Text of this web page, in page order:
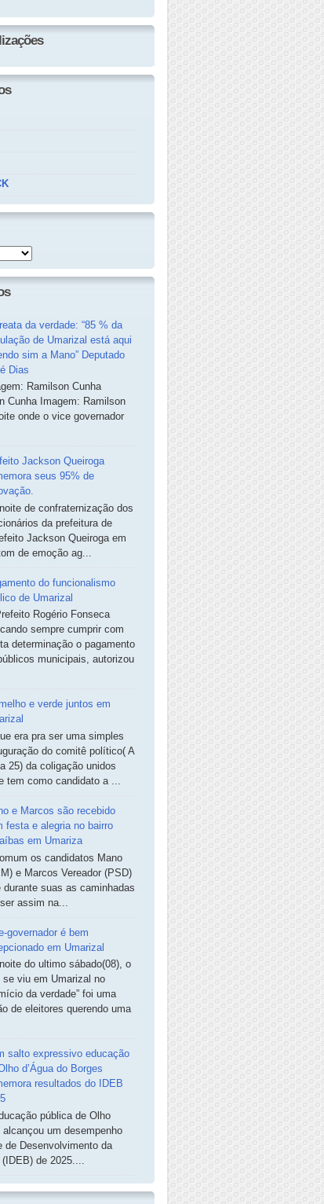
da verdade: “85 % da
de Umarizal está aqui
sim a Mano” Deputado
Dias
Ramilson Cunha
Cunha Imagem: Ramilson
onde o vice governador
Jackson Queiroga
seus 95% de
de confraternização dos
da prefeitura de
Jackson Queiroga em
de emoção ag...
do funcionalismo
de Umarizal
Rogério Fonseca
sempre cumprir com
determinação o pagamento
municipais, autorizou
e verde juntos em
era pra ser uma simples
do comitê político( A
25) da coligação unidos
tem como candidato a ...
e Marcos são recebido
festa e alegria no bairro
em Umariza
os candidatos Mano
e Marcos Vereador (PSD)
durante suas as caminhadas
assim na...
governador é bem
em Umarizal
do ultimo sábado(08), o
se viu em Umarizal no
da verdade” foi uma
de eleitores querendo uma
salto expressivo educação
d’Água do Borges
resultados do IDEB
pública de Olho
alcançou um desempenho
de Desenvolvimento da
de 2025....